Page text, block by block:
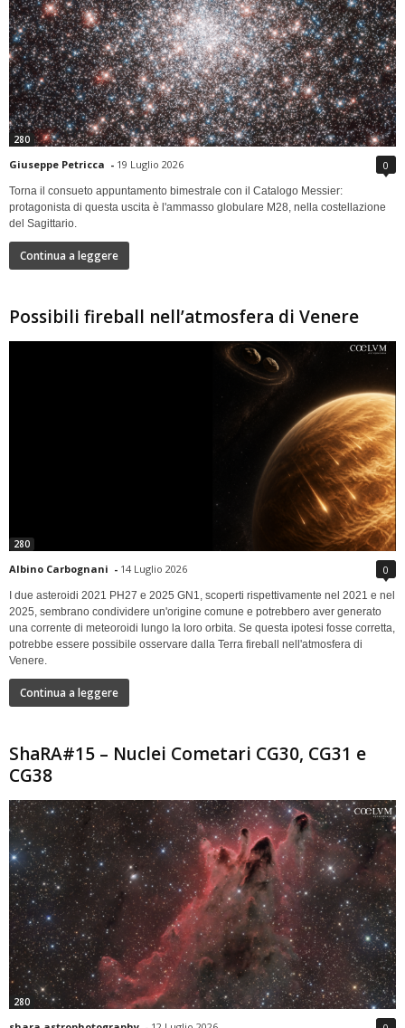
280
Giuseppe Petricca - 19 Luglio 2026 0
Torna il consueto appuntamento bimestrale con il Catalogo Messier:
protagonista di questa uscita è l'ammasso globulare M28, nella costellazione
del Sagittario.
Continua a leggere
Possibili fireball nell’atmosfera di Venere
280
Albino Carbognani - 14 Luglio 2026 0
I due asteroidi 2021 PH27 e 2025 GN1, scoperti rispettivamente nel 2021 e nel
2025, sembrano condividere un'origine comune e potrebbero aver generato
una corrente di meteoroidi lungo la loro orbita. Se questa ipotesi fosse corretta,
potrebbe essere possibile osservare dalla Terra fireball nell'atmosfera di
Venere.
Continua a leggere
ShaRA#15 – Nuclei Cometari CG30, CG31 e
CG38
280